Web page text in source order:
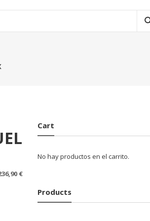
€
Cart
No hay productos en el carrito.
Products